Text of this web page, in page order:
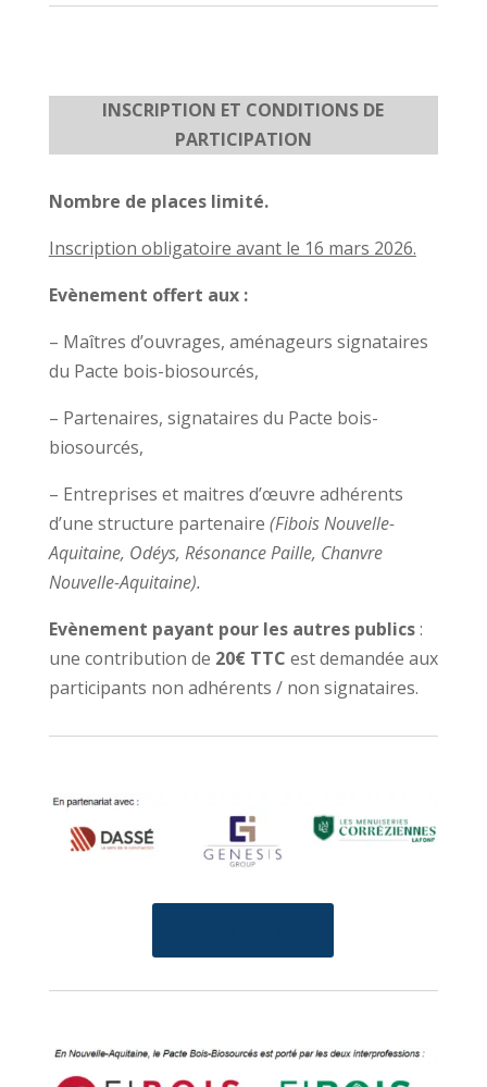
INSCRIPTION ET CONDITIONS DE
PARTICIPATION
Nombre de places limité.
Inscription obligatoire avant le 16 mars 2026.
Evènement offert aux :
– Maîtres d’ouvrages, aménageurs signataires
du Pacte bois-biosourcés,
– Partenaires, signataires du Pacte bois-
biosourcés,
– Entreprises et maitres d’œuvre adhérents
d’une structure partenaire (Fibois Nouvelle-
Aquitaine, Odéys, Résonance Paille, Chanvre
Nouvelle-Aquitaine).
Evènement payant pour les autres publics:
une contribution de 20€ TTC est demandée aux
participants non adhérents / non signataires.